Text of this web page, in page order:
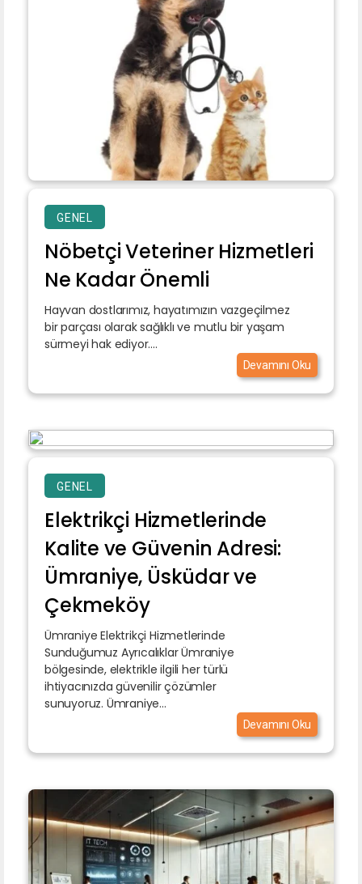
GENEL
Nöbetçi Veteriner Hizmetleri
Ne Kadar Önemli
Hayvan dostlarımız, hayatımızın vazgeçilmez
bir parçası olarak sağlıklı ve mutlu bir yaşam
sürmeyi hak ediyor....
Devamını Oku
GENEL
Elektrikçi Hizmetlerinde
Kalite ve Güvenin Adresi:
Ümraniye, Üsküdar ve
Çekmeköy
Ümraniye Elektrikçi Hizmetlerinde
Sunduğumuz Ayrıcalıklar Ümraniye
bölgesinde, elektrikle ilgili her türlü
ihtiyacınızda güvenilir çözümler
sunuyoruz. Ümraniye...
Devamını Oku